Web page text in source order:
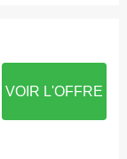
VOIR L'OFFRE